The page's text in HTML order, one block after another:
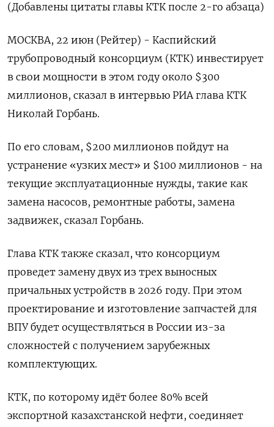
(Добавлены цитаты главы КТК после 2-го абзаца)
МОСКВА, 22 июн (Рейтер) - Каспийский
трубопроводный консорциум (КТК) инвестирует
в свои мощности в этом году около $300
миллионов, сказал в интервью РИА глава КТК
Николай Горбань.
По его словам, $200 миллионов пойдут на
устранение «узких мест» и $100 миллионов - на
текущие эксплуатационные нужды, такие как
замена насосов, ремонтные работы, замена
задвижек, сказал Горбань.
Глава КТК также сказал, что консорциум
проведет замену двух из трех выносных
причальных устройств в 2026 году. При этом
проектирование и изготовление запчастей для
ВПУ будет осуществляться в России из-за
сложностей с получением зарубежных
комплектующих.
КТК, по которому идёт более 80% всей
экспортной казахстанской нефти, соединяет